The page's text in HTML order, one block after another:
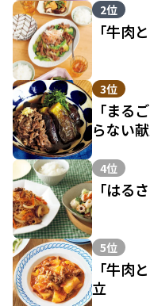
2位
「牛肉
3位
「まる
らない
4位
「はる
5位
「牛肉
立